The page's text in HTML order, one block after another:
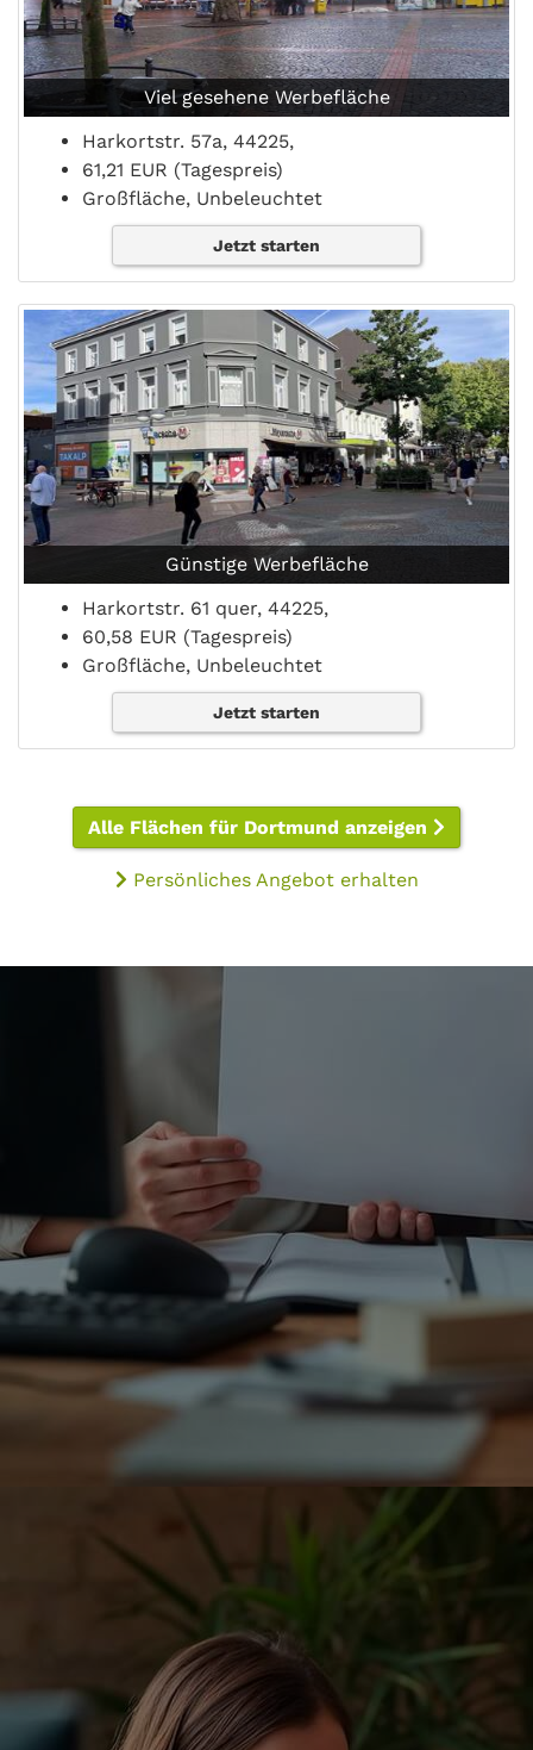
Viel gesehene Werbefläche
Harkortstr. 57a, 44225,
61,21 EUR (Tagespreis)
Großfläche, Unbeleuchtet
Jetzt starten
Günstige Werbefläche
Harkortstr. 61 quer, 44225,
60,58 EUR (Tagespreis)
Großfläche, Unbeleuchtet
Jetzt starten
Alle Flächen für Dortmund anzeigen
Persönliches Angebot erhalten